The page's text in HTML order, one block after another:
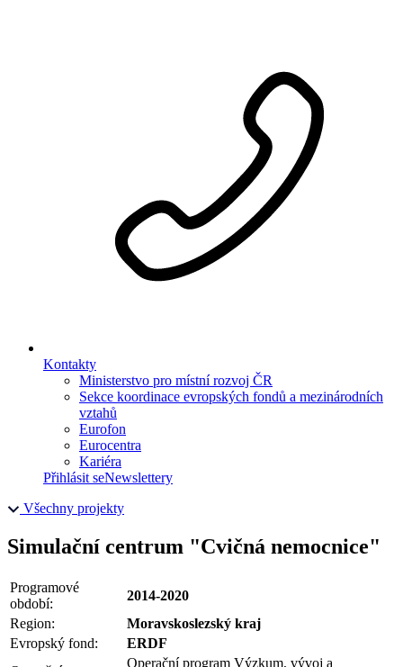
Kontakty
Ministerstvo pro místní rozvoj ČR
Sekce koordinace evropských fondů a mezinárodních
vztahů
Eurofon
Eurocentra
Kariéra
Přihlásit seNewslettery
Všechny projekty
Simulační centrum "Cvičná nemocnice"
Programové
období:
2014-2020
Region:
Moravskoslezský kraj
Evropský fond:
ERDF
Operační program Výzkum, vývoj a